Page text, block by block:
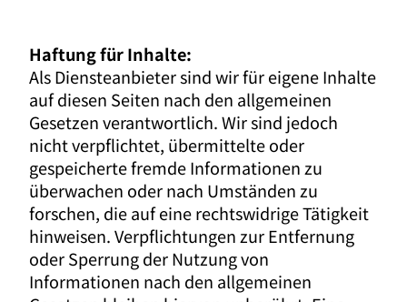
Haftung für Inhalte:
Als Diensteanbieter sind wir für eigene Inhalte
auf diesen Seiten nach den allgemeinen
Gesetzen verantwortlich. Wir sind jedoch
nicht verpflichtet, übermittelte oder
gespeicherte fremde Informationen zu
überwachen oder nach Umständen zu
forschen, die auf eine rechtswidrige Tätigkeit
hinweisen. Verpflichtungen zur Entfernung
oder Sperrung der Nutzung von
Informationen nach den allgemeinen